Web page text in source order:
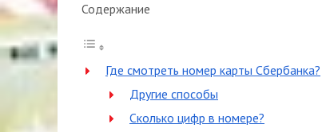
Содержание
Где смотреть номер карты Сбербанка?
Другие способы
Сколько цифр в номере?